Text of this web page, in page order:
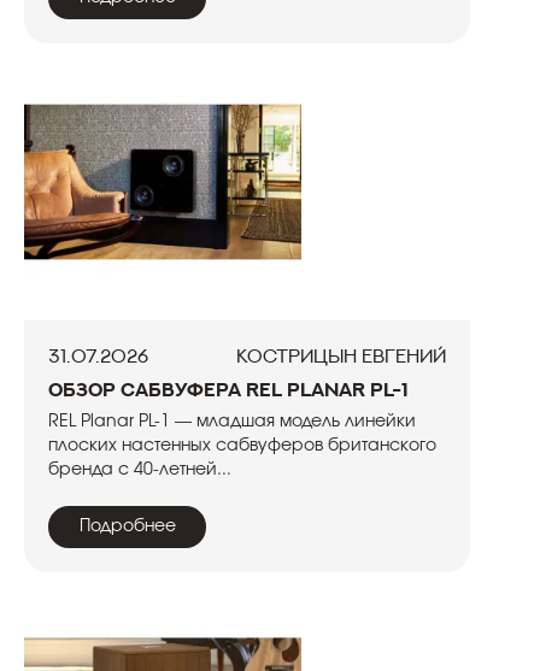
31.07.2026
Кострицын Евгений
Обзор сабвуфера REL Planar PL-1
REL Planar PL-1 — младшая модель линейки
плоских настенных сабвуферов британского
бренда с 40-летней...
Подробнее